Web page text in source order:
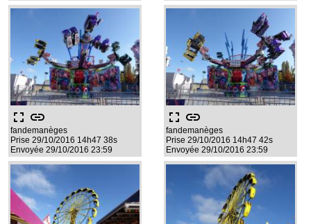
fullscreen link
fandemanèges
Prise 29/10/2016 14h47 38s
Envoyée 29/10/2016 23:59
fullscreen link
fandemanèges
Prise 29/10/2016 14h47 42s
Envoyée 29/10/2016 23:59